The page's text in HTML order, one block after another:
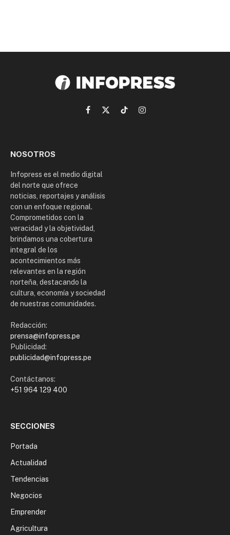
Facebook
X
TikTokInstagram
NOSOTROS
Infopress es el medio digital
del norte que ofrece
noticias, reportajes y análisis
con un enfoque regional.
Comprometidos con la
veracidad y la objetividad,
brindamos una cobertura
integral de los
acontecimientos más
relevantes en la región
norteña, destacando la
cultura, economía y sociedad
de nuestras comunidades.
Redacción:
prensa@infopress.pe
Publicidad:
publicidad@infopress.pe
Contáctanos:
+51 964 129 400
SECCIONES
Portada
Actualidad
Tendencias
Negocios
Emprender
Agricultura